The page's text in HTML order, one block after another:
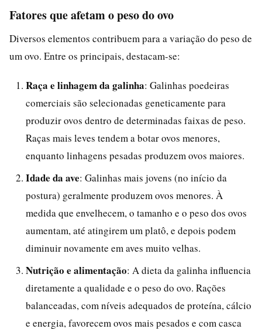
Fatores que afetam o peso do ovo
Diversos elementos contribuem para a variação do peso de
um ovo. Entre os principais, destacam-se:
Raça e linhagem da galinha: Galinhas poedeiras
comerciais são selecionadas geneticamente para
produzir ovos dentro de determinadas faixas de peso.
Raças mais leves tendem a botar ovos menores,
enquanto linhagens pesadas produzem ovos maiores.
Idade da ave: Galinhas mais jovens (no início da
postura) geralmente produzem ovos menores. À
medida que envelhecem, o tamanho e o peso dos ovos
aumentam, até atingirem um platô, e depois podem
diminuir novamente em aves muito velhas.
Nutrição e alimentação: A dieta da galinha influencia
diretamente a qualidade e o peso do ovo. Rações
balanceadas, com níveis adequados de proteína, cálcio
e energia, favorecem ovos mais pesados e com casca